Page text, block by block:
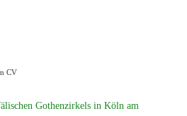
CV
Gothenzirkels in Köln am